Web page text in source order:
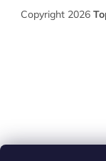
Copyright 2026